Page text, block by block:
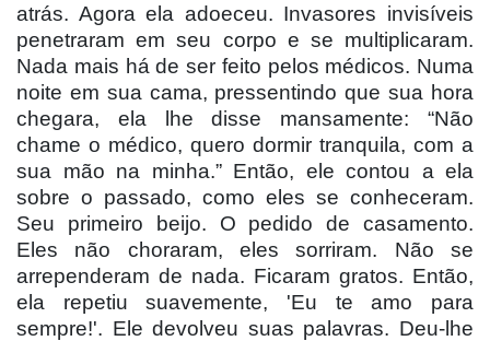
atrás. Agora ela adoeceu. Invasores invisíveis
penetraram em seu corpo e se multiplicaram.
Nada mais há de ser feito pelos médicos. Numa
noite em sua cama, pressentindo que sua hora
chegara, ela lhe disse mansamente: “Não
chame o médico, quero dormir tranquila, com a
sua mão na minha.” Então, ele contou a ela
sobre o passado, como eles se conheceram.
Seu primeiro beijo. O pedido de casamento.
Eles não choraram, eles sorriram. Não se
arrependeram de nada. Ficaram gratos. Então,
ela repetiu suavemente, 'Eu te amo para
sempre!'. Ele devolveu suas palavras. Deu-lhe